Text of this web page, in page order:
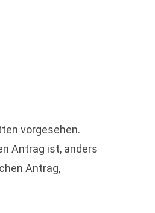
vorgesehen.
Antrag ist, anders
Antrag,